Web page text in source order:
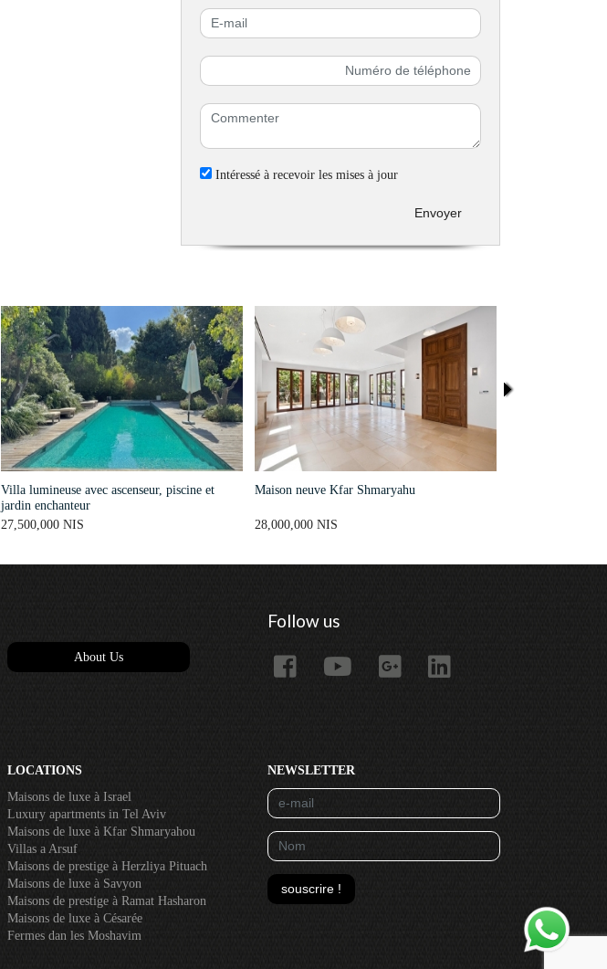
Intéressé à recevoir les mises à jour
Envoyer
Villa lumineuse avec ascenseur, piscine et
jardin enchanteur
27,500,000 NIS
Maison neuve Kfar Shmaryahu
28,000,000 NIS
About Us
Follow us
LOCATIONS
Maisons de luxe à Israel
Luxury apartments in Tel Aviv
Maisons de luxe à Kfar Shmaryahou
Villas a Arsuf
Maisons de prestige à Herzliya Pituach
Maisons de luxe à Savyon
Maisons de prestige à Ramat Hasharon
Maisons de luxe à Césarée
Fermes dan les Moshavim
NEWSLETTER
souscrire !